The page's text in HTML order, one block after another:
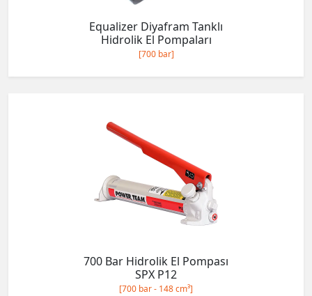
Equalizer Diyafram Tanklı
Hidrolik El Pompaları
[700 bar]
700 Bar Hidrolik El Pompası
SPX P12
[700 bar - 148 cm³]